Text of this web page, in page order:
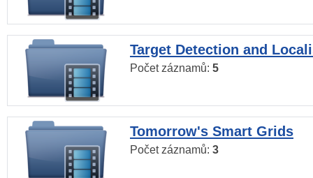
Target Detection and
Počet záznamů: 5
Tomorrow's Smart Grids
Počet záznamů: 3